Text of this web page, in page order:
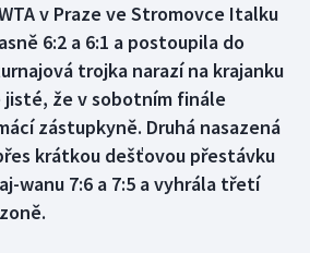
v Praze ve Stromovce Italku
6:2 a 6:1 a postoupila do
trojka narazí na krajanku
jisté, že v sobotním finále
zástupkyně. Druhá nasazená
krátkou dešťovou přestávku
wanu 7:6 a 7:5 a vyhrála třetí